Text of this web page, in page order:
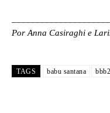
Por Anna Casiraghi e
TAGS babu santana